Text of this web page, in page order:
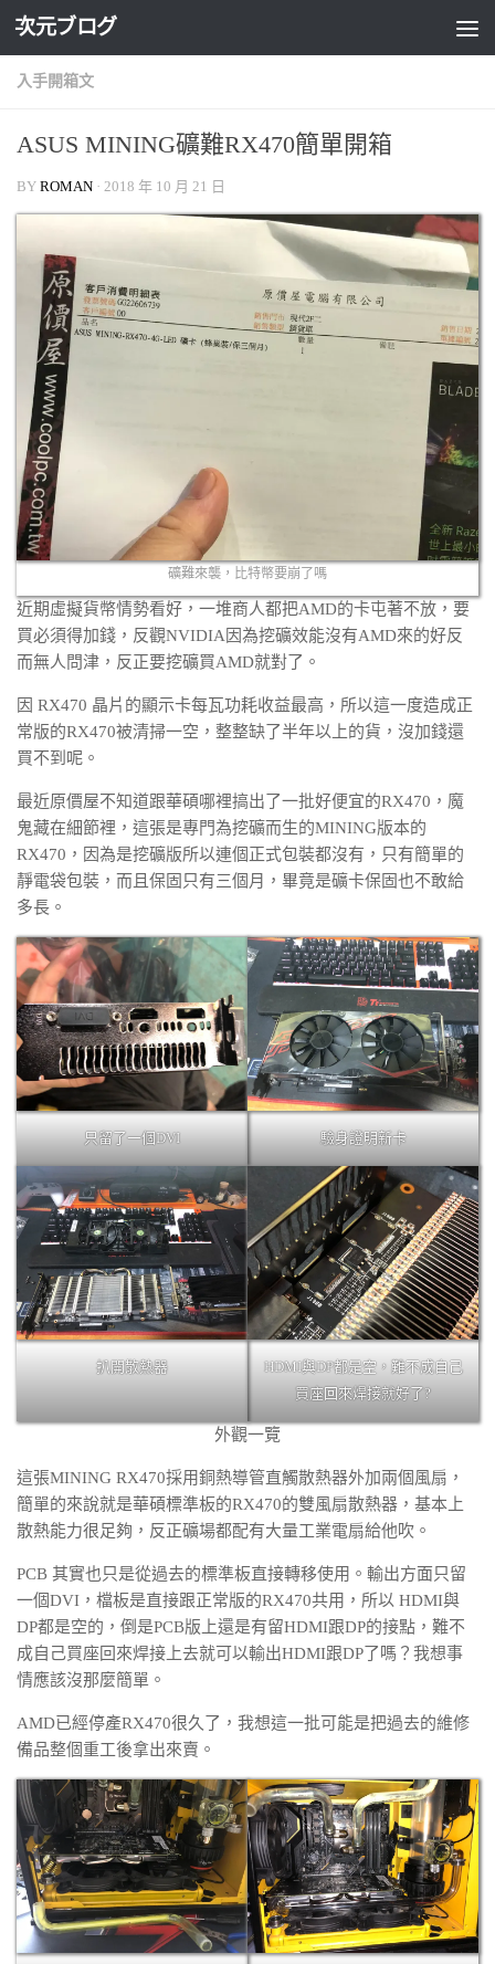
Skip to content
次元ブログ
入手開箱文
ASUS MINING礦難RX470簡單開箱
BY ROMAN · 2018 年 10 月 21 日
礦難來襲，比特幣要崩了嗎
近期虛擬貨幣情勢看好，一堆商人都把AMD的卡屯著不放，要
買必須得加錢，反觀NVIDIA因為挖礦效能沒有AMD來的好反
而無人問津，反正要挖礦買AMD就對了。
因 RX470 晶片的顯示卡每瓦功耗收益最高，所以這一度造成正
常版的RX470被清掃一空，整整缺了半年以上的貨，沒加錢還
買不到呢。
最近原價屋不知道跟華碩哪裡搞出了一批好便宜的RX470，魔
鬼藏在細節裡，這張是專門為挖礦而生的MINING版本的
RX470，因為是挖礦版所以連個正式包裝都沒有，只有簡單的
靜電袋包裝，而且保固只有三個月，畢竟是礦卡保固也不敢給
多長。
只留了一個DVI 驗身證明新卡
扒開散熱器
HDMI與DP都是空，難不成自己
買座回來焊接就好了?
外觀一覽
這張MINING RX470採用銅熱導管直觸散熱器外加兩個風扇，
簡單的來說就是華碩標準板的RX470的雙風扇散熱器，基本上
散熱能力很足夠，反正礦場都配有大量工業電扇給他吹。
PCB 其實也只是從過去的標準板直接轉移使用。輸出方面只留
一個DVI，檔板是直接跟正常版的RX470共用，所以 HDMI與
DP都是空的，倒是PCB版上還是有留HDMI跟DP的接點，難不
成自己買座回來焊接上去就可以輸出HDMI跟DP了嗎？我想事
情應該沒那麼簡單。
AMD已經停產RX470很久了，我想這一批可能是把過去的維修
備品整個重工後拿出來賣。